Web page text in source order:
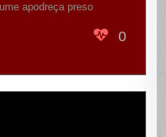
apodreça preso
0